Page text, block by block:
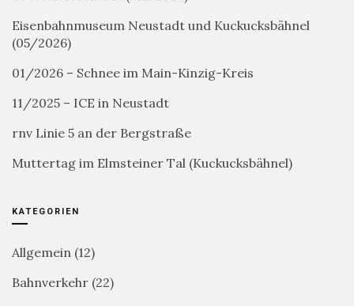
Eisenbahnmuseum Neustadt und Kuckucksbähnel
(05/2026)
01/2026 – Schnee im Main-Kinzig-Kreis
11/2025 – ICE in Neustadt
rnv Linie 5 an der Bergstraße
Muttertag im Elmsteiner Tal (Kuckucksbähnel)
KATEGORIEN
Allgemein (12)
Bahnverkehr (22)